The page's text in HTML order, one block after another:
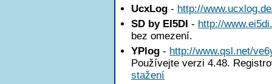
UcxLog - http://
SD by EI5DI - http://
bez omezení.
YPlog - http://www.qsl.net/
Používejte verzi 4.48.
stažení